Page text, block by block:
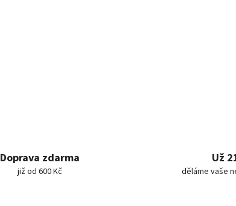
Doprava zdarma
již od 600 Kč
Už
děláme vaše